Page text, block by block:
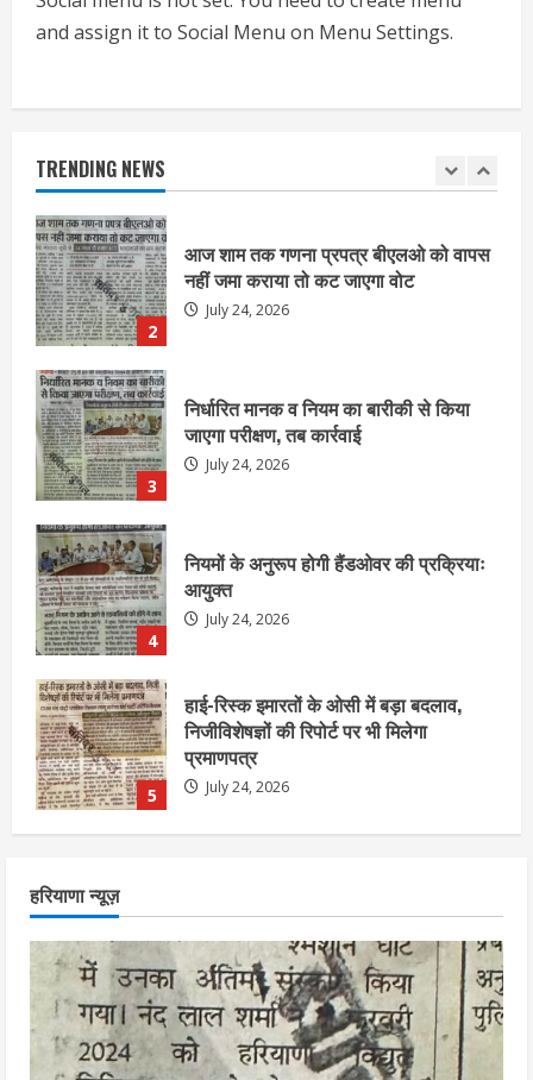
and assign it to Social Menu on Menu Settings.
TRENDING NEWS
1
2
3
निर्धारित मानक व नियम का बारीकी से किया
जाएगा परीक्षण, तब कार्रवाई
July 24, 2026
4
नियमों के अनुरूप होगी हैंडओवर की प्रक्रियाः
आयुक्त
July 24, 2026
5
हाई-रिस्क इमारतों के ओसी में बड़ा बदलाव,
निजीविशेषज्ञों की रिपोर्ट पर भी मिलेगा
प्रमाणपत्र
July 24, 2026
1
एचईआरसी के अध्यक्ष नंद लाल का निधन
July 24, 2026
निर्धारित मानक व नियम का बारीकी से किया
जाएगा परीक्षण, तब कार्रवाई
हरियाणा न्यूज़